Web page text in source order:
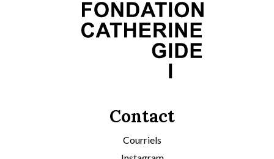
Contact
Courriels